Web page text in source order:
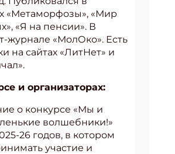
«Метаморфозы», «Мир
«Я на пенсии». В
журнале «МолОко». Есть
на сайтах «ЛитНет» и
и организаторах:
о конкурсе «Мы и
волшебники!»
26 годов, в котором
участие и